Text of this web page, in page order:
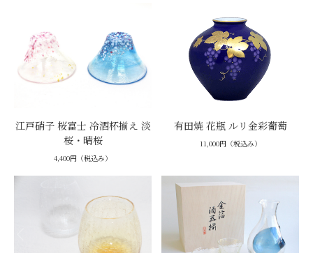
江戸硝子 桜富士 冷酒杯揃え 淡
桜・晴桜
4,400円（税込み）
有田焼 花瓶 ルリ金彩葡萄
11,000円（税込み）